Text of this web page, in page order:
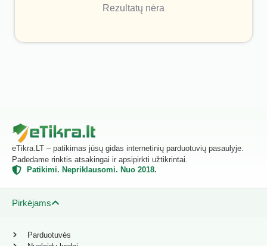
Rezultatų nėra
eTikra.LT – patikimas jūsų gidas internetinių parduotuvių pasaulyje.
Padedame rinktis atsakingai ir apsipirkti užtikrintai.
Patikimi. Nepriklausomi. Nuo 2018.
Pirkėjams
Parduotuvės